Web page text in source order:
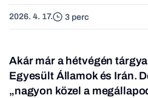
2026. 4. 17. 3 perc
Akár már a hétvégén
Egyesült Államok és Irán.
„nagyon közel a